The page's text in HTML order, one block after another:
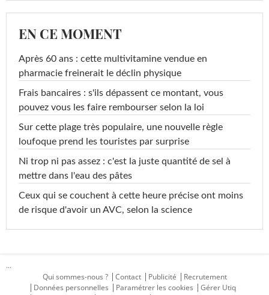
EN CE MOMENT
Après 60 ans : cette multivitamine vendue en
pharmacie freinerait le déclin physique
Frais bancaires : s'ils dépassent ce montant, vous
pouvez vous les faire rembourser selon la loi
Sur cette plage très populaire, une nouvelle règle
loufoque prend les touristes par surprise
Ni trop ni pas assez : c'est la juste quantité de sel à
mettre dans l'eau des pâtes
Ceux qui se couchent à cette heure précise ont moins
de risque d'avoir un AVC, selon la science
...
Qui sommes-nous ?
Contact Publicité
Recrutement
Données personnelles
Paramétrer les cookies
Gérer Utiq